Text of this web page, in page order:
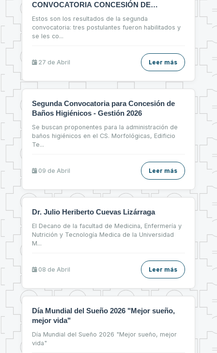
CONVOCATORIA CONCESIÓN DE
ESPACIOS FÍSICOS
Estos son los resultados de la segunda
convocatoria: tres postulantes fueron habilitados y
se les co...
27 de Abril Leer más
Segunda Convocatoria para Concesión de
Baños Higiénicos - Gestión 2026
Se buscan proponentes para la administración de
baños higiénicos en el CS. Morfológicas, Edificio
Te...
09 de Abril Leer más
Dr. Julio Heriberto Cuevas Lizárraga
El Decano de la facultad de Medicina, Enfermería y
Nutrición y Tecnología Medica de la Universidad
M...
08 de Abril Leer más
Día Mundial del Sueño 2026 "Mejor sueño,
mejor vida"
Día Mundial del Sueño 2026 "Mejor sueño, mejor
vida"